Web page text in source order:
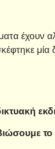
έχουν
μία
το